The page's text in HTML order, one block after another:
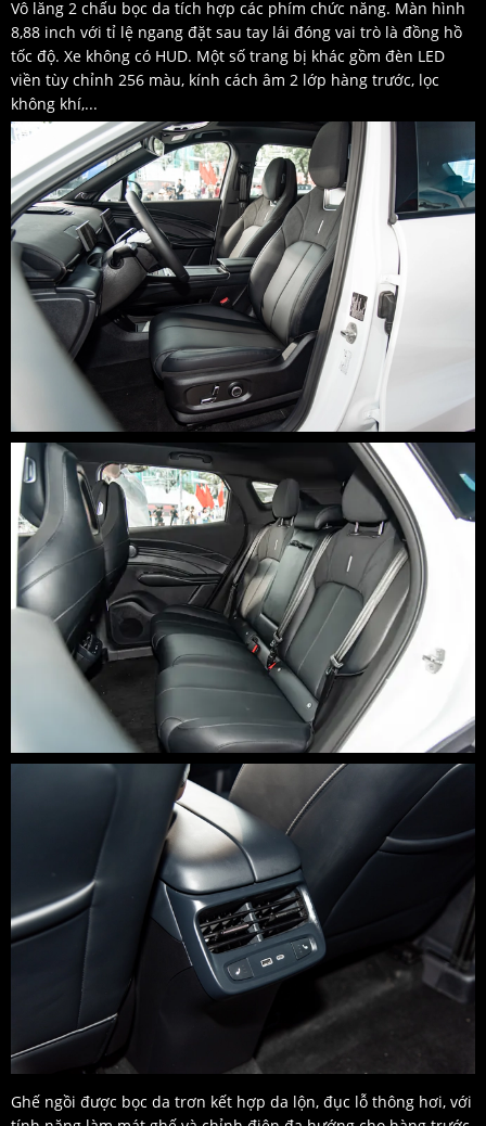
Vô lăng 2 chấu bọc da tích hợp các phím chức năng. Màn hình
8,88 inch với tỉ lệ ngang đặt sau tay lái đóng vai trò là đồng hồ
tốc độ. Xe không có HUD. Một số trang bị khác gồm đèn LED
viền tùy chỉnh 256 màu, kính cách âm 2 lớp hàng trước, lọc
không khí,...
Ghế ngồi được bọc da trơn kết hợp da lộn, đục lỗ thông hơi, với